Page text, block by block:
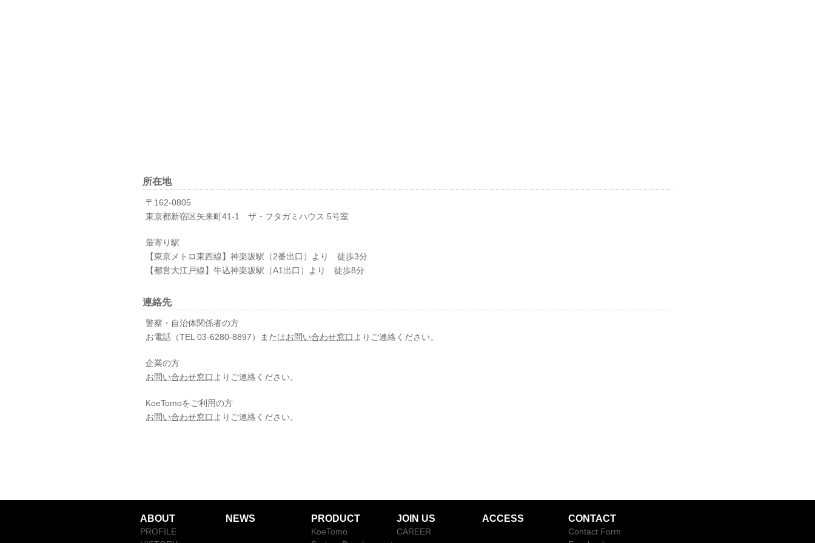
所在地
〒162-0805
東京都新宿区矢来町41-1 ザ・フタガミハウス 5号室
最寄り駅
【東京メトロ東西線】神楽坂駅（2番出口）より 徒歩3分
【都営大江戸線】牛込神楽坂駅（A1出口）より 徒歩8分
連絡先
警察・自治体関係者の方
お電話（TEL 03-6280-8897）またはお問い合わせ窓口 よりご連絡ください。
企業の方
お問い合わせ窓口 よりご連絡ください。
KoeTomoをご利用の方
お問い合わせ窓口 よりご連絡ください。
ABOUT
PROFILE
NEWS PRODUCT
KoeTomo
JOIN US
CAREER
ACCESS CONTACT
Contact Form